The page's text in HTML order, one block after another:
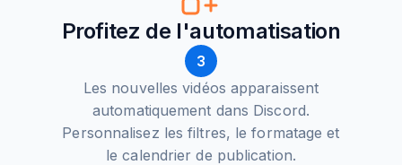
Profitez de l'automatisation
3
Les nouvelles vidéos apparaissent
automatiquement dans Discord.
Personnalisez les filtres, le formatage et
le calendrier de publication.